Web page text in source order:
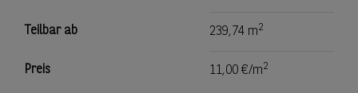
Teilbar ab 239,74 m2
Preis 11,00 €/m2